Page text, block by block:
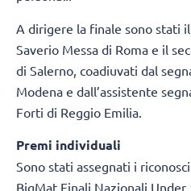
A dirigere la finale sono stati
Saverio Messa di Roma e il
di Salerno, coadiuvati dal
Modena e dall’assistente
Forti di Reggio Emilia.
Premi individuali
Sono stati assegnati i
BigMat Finali Nazionali Under